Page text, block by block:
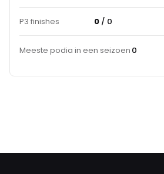
P3 finishes 0 / 0
Meeste podia in een seizoen 0